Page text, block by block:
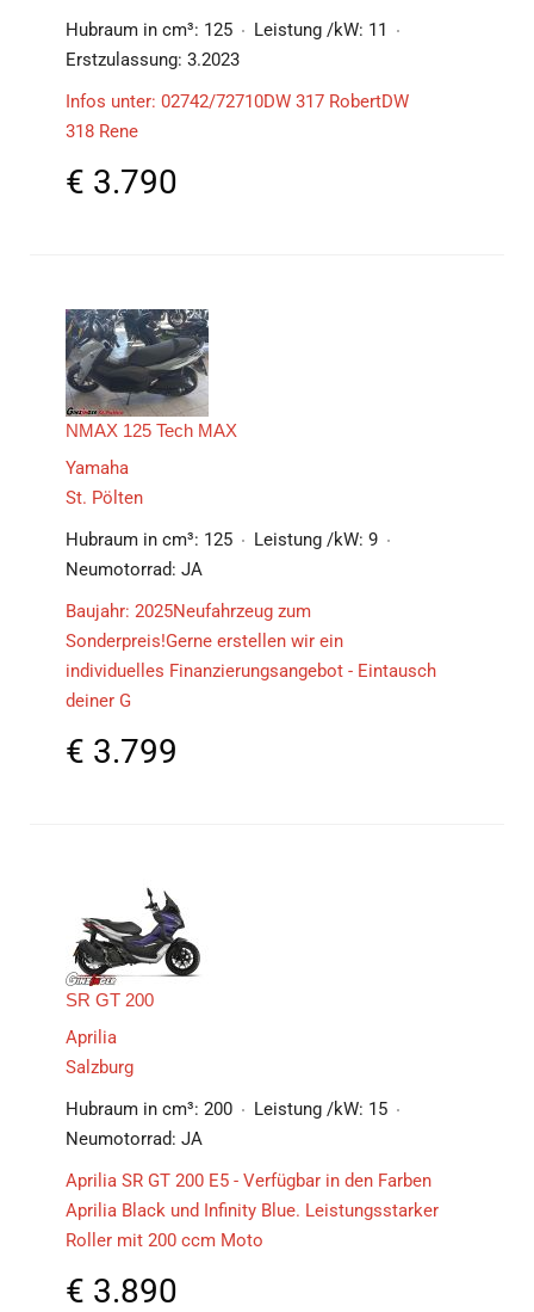
Hubraum in cm³: 125 Leistung /kW: 11
Erstzulassung: 3.2023
Infos unter: 02742/72710DW 317 RobertDW
318 Rene
€ 3.790
NMAX 125 Tech MAX
Yamaha
St. Pölten
Hubraum in cm³: 125 Leistung /kW: 9
Neumotorrad: JA
Baujahr: 2025Neufahrzeug zum
Sonderpreis!Gerne erstellen wir ein
individuelles Finanzierungsangebot - Eintausch
deiner G
€ 3.799
SR GT 200
Aprilia
Salzburg
Hubraum in cm³: 200 Leistung /kW: 15
Neumotorrad: JA
Aprilia SR GT 200 E5 - Verfügbar in den Farben
Aprilia Black und Infinity Blue. Leistungsstarker
Roller mit 200 ccm Moto
€ 3.890